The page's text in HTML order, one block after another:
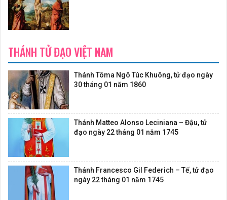
THÁNH TỬ ĐẠO VIỆT NAM
Thánh Tôma Ngô Túc Khuông, tử đạo ngày
30 tháng 01 năm 1860
Thánh Matteo Alonso Leciniana – Đậu, tử
đạo ngày 22 tháng 01 năm 1745
Thánh Francesco Gil Federich – Tế, tử đạo
ngày 22 tháng 01 năm 1745